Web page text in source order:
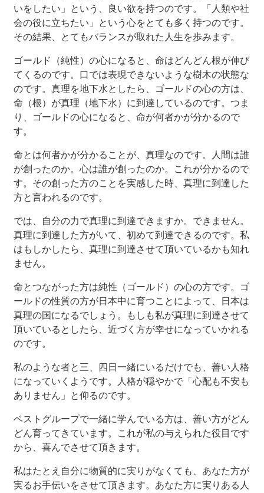
いをしたい」という、良い欲を持つのです。「人類や社
会の役に立ちたい」という心をとても多く持つのです。
その結果、とてもバランスが取れた人生を歩みます。
ゴールド（純性）の心になると、命はどんどん根が伸び
てくるのです。口では表現できないような樹木の状態な
のです。真理を地下水としたら、ゴールドの心の方は、
命（根）が真理（地下水）に到達しているのです。つま
り、ゴールドの心になると、命が何者かが分かるので
す。
命とは何者かが分かることが、真理なのです。人間は誰
が創ったのか。心は誰が創ったのか。これが分かるので
す。その創った方のことを実感した時、真理に到達した
方と言われるのです。
では、自分の力で真理に到達できますか。できません。
真理に到達した方がいて、初めて到達できるのです。私
はもしかしたら、真理に到達させて頂いているかも知れ
ません。
命とつながった方は純性（ゴールド）の心の方です。ゴ
ールドの性質の方が日本中に育つことによって、日本は
真理の国になるでしょう。もしも私が真理に到達させて
頂いているとしたら、近づく方が幸せになっていかれる
のです。
私のような者と三、四日一緒にいるだけでも、善い人格
になっていくようです。人格が穏やかで「心配も不安も
ありません」と仰るのです。
ベストグループで一緒に学んでいる方は、善い方がどん
どん育ってきています。これが私の与えられた役目です
から、喜んでさせて頂きます。
私はたとえ自分に物質的に実りがなくても、あなた方が
実るお手伝いをさせて頂きます。あなた方に実りある人